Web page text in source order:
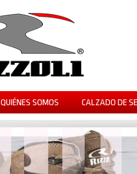
QUIÉNES SOMOS CALZADO DE